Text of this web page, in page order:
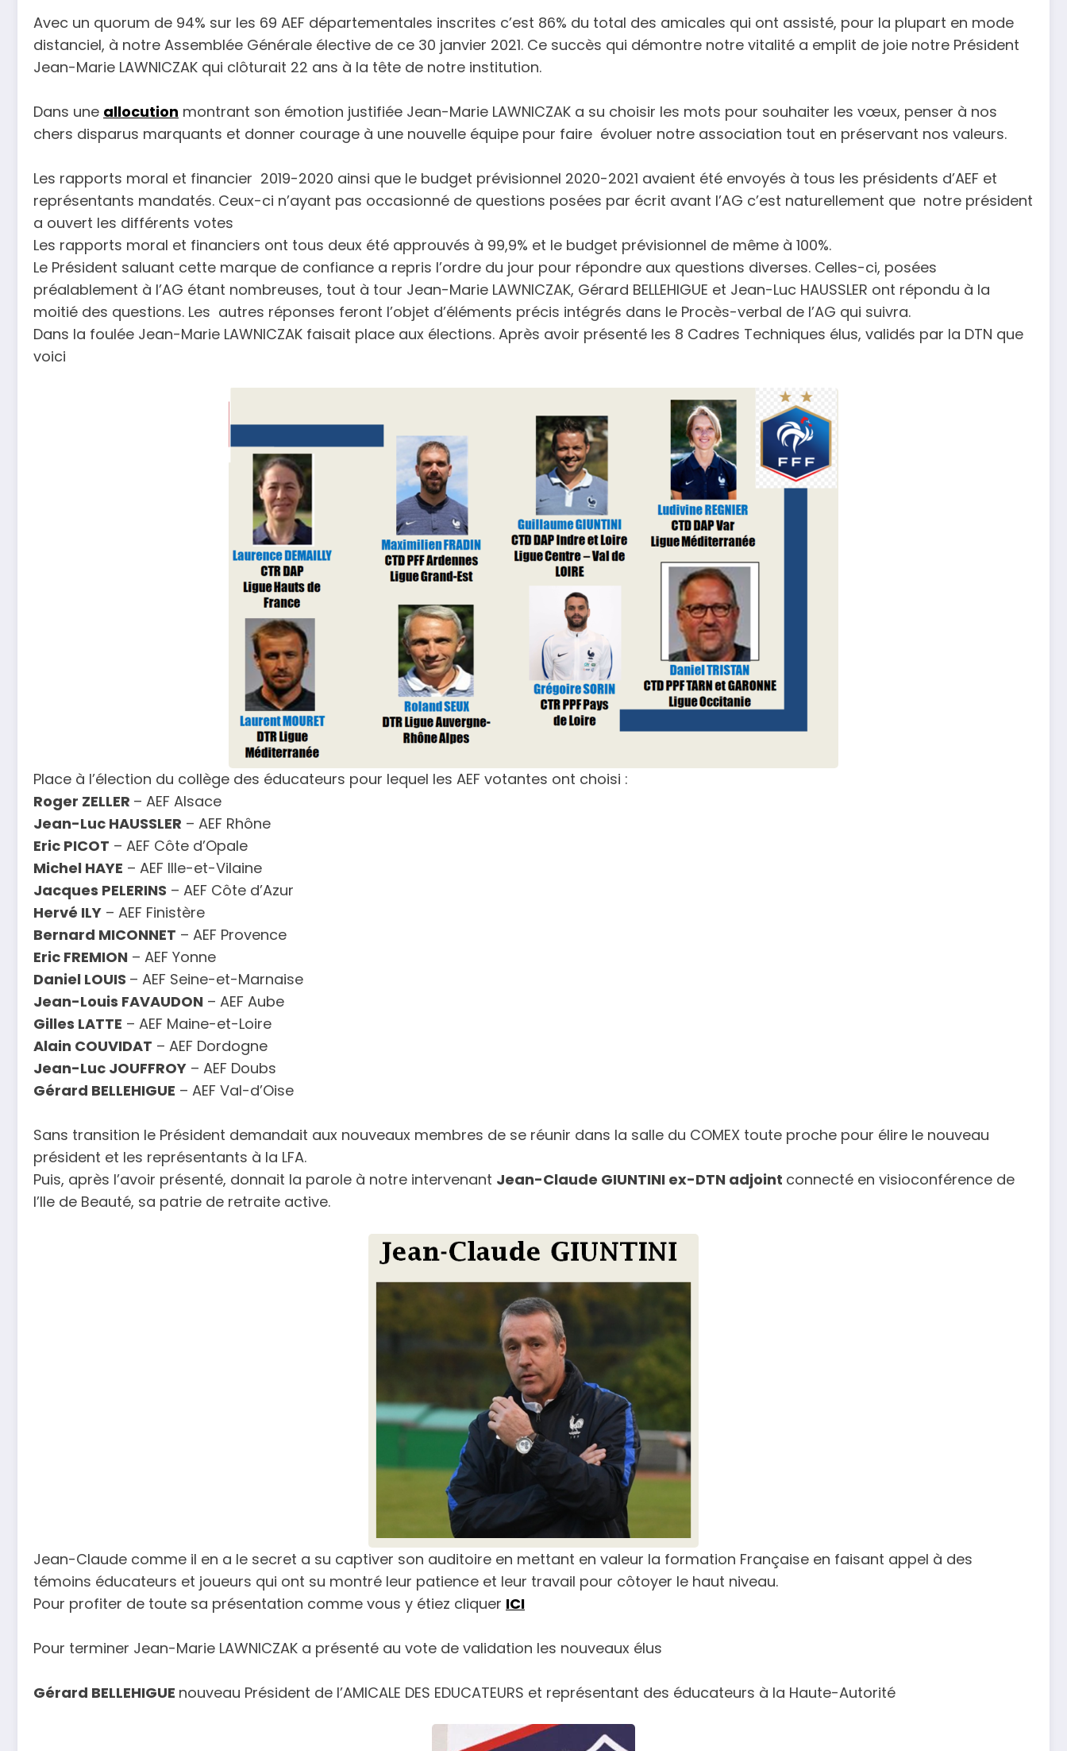
Avec un quorum de 94% sur les 69 AEF départementales inscrites c’est 86% du total des amicales qui ont assisté, pour la plupart en mode
distanciel, à notre Assemblée Générale élective de ce 30 janvier 2021. Ce succès qui démontre notre vitalité a emplit de joie notre Président
Jean-Marie LAWNICZAK qui clôturait 22 ans à la tête de notre institution.
Dans une allocution montrant son émotion justifiée Jean-Marie LAWNICZAK a su choisir les mots pour souhaiter les vœux, penser à nos
chers disparus marquants et donner courage à une nouvelle équipe pour faire évoluer notre association tout en préservant nos valeurs.
Les rapports moral et financier 2019-2020 ainsi que le budget prévisionnel 2020-2021 avaient été envoyés à tous les présidents d’AEF et
représentants mandatés. Ceux-ci n’ayant pas occasionné de questions posées par écrit avant l’AG c’est naturellement que notre président
a ouvert les différents votes
Les rapports moral et financiers ont tous deux été approuvés à 99,9% et le budget prévisionnel de même à 100%.
Le Président saluant cette marque de confiance a repris l’ordre du jour pour répondre aux questions diverses. Celles-ci, posées
préalablement à l’AG étant nombreuses, tout à tour Jean-Marie LAWNICZAK, Gérard BELLEHIGUE et Jean-Luc HAUSSLER ont répondu à la
moitié des questions. Les autres réponses feront l’objet d’éléments précis intégrés dans le Procès-verbal de l’AG qui suivra.
Dans la foulée Jean-Marie LAWNICZAK faisait place aux élections. Après avoir présenté les 8 Cadres Techniques élus, validés par la DTN que
voici
Place à l’élection du collège des éducateurs pour lequel les AEF votantes ont choisi :
Roger ZELLER – AEF Alsace
Jean-Luc HAUSSLER – AEF Rhône
Eric PICOT – AEF Côte d’Opale
Michel HAYE – AEF Ille-et-Vilaine
Jacques PELERINS – AEF Côte d’Azur
Hervé ILY – AEF Finistère
Bernard MICONNET – AEF Provence
Eric FREMION – AEF Yonne
Daniel LOUIS – AEF Seine-et-Marnaise
Jean-Louis FAVAUDON – AEF Aube
Gilles LATTE – AEF Maine-et-Loire
Alain COUVIDAT – AEF Dordogne
Jean-Luc JOUFFROY – AEF Doubs
Gérard BELLEHIGUE – AEF Val-d’Oise
Sans transition le Président demandait aux nouveaux membres de se réunir dans la salle du COMEX toute proche pour élire le nouveau
président et les représentants à la LFA.
Puis, après l’avoir présenté, donnait la parole à notre intervenant Jean-Claude GIUNTINI ex-DTN adjoint connecté en visioconférence de
l’Ile de Beauté, sa patrie de retraite active.
Jean-Claude comme il en a le secret a su captiver son auditoire en mettant en valeur la formation Française en faisant appel à des
témoins éducateurs et joueurs qui ont su montré leur patience et leur travail pour côtoyer le haut niveau.
Pour profiter de toute sa présentation comme vous y étiez cliquer ICI
Pour terminer Jean-Marie LAWNICZAK a présenté au vote de validation les nouveaux élus
Gérard BELLEHIGUE nouveau Président de l’AMICALE DES EDUCATEURS et représentant des éducateurs à la Haute-Autorité